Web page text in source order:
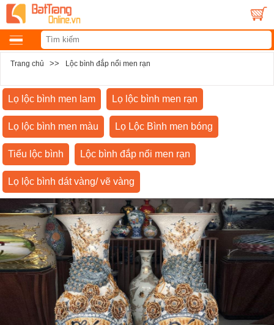
Trang chủ >> Lộc bình đắp nổi men rạn
Lọ lộc bình men lam Lọ lộc bình men rạn
Lọ lộc bình men màu Lọ Lộc Bình men bóng
Tiểu lộc bình Lộc bình đắp nổi men rạn
Lọ lộc bình dát vàng/ vẽ vàng